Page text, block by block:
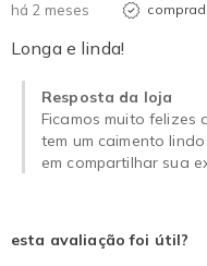
há 2 meses
Longa e linda!
Resposta da loja
Ficamos muito felizes
tem um caimento
em compartilhar sua
esta avaliação foi útil?